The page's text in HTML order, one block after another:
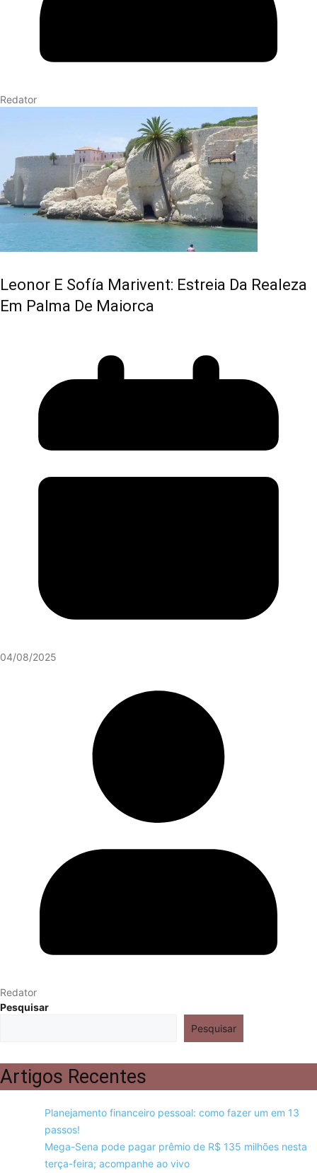
Redator
Leonor E Sofía Marivent: Estreia Da Realeza
Em Palma De Maiorca
04/08/2025
Redator
Pesquisar
Pesquisar
Artigos Recentes
Planejamento financeiro pessoal: como fazer um em 13
passos!
Mega-Sena pode pagar prêmio de R$ 135 milhões nesta
terça-feira; acompanhe ao vivo